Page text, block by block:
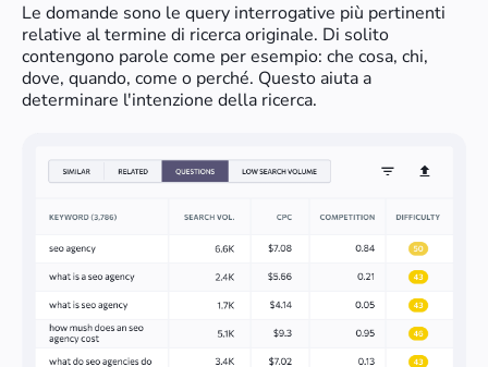
Le domande sono le query interrogative più pertinenti
relative al termine di ricerca originale. Di solito
contengono parole come per esempio: che cosa, chi,
dove, quando, come o perché. Questo aiuta a
determinare l'intenzione della ricerca.